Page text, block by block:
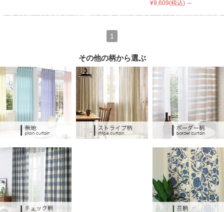
¥9,609(税込) ～
1
その他の柄から選ぶ